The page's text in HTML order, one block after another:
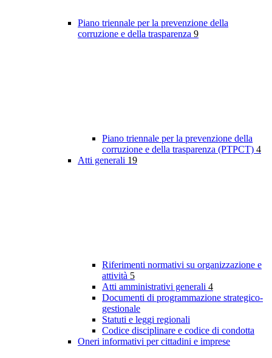
Piano triennale per la prevenzione della
corruzione e della trasparenza 9
Piano triennale per la prevenzione della
corruzione e della trasparenza (PTPCT) 4
Atti generali 19
Riferimenti normativi su organizzazione e
attività 5
Atti amministrativi generali 4
Documenti di programmazione strategico-
gestionale
Statuti e leggi regionali
Codice disciplinare e codice di condotta
Oneri informativi per cittadini e imprese